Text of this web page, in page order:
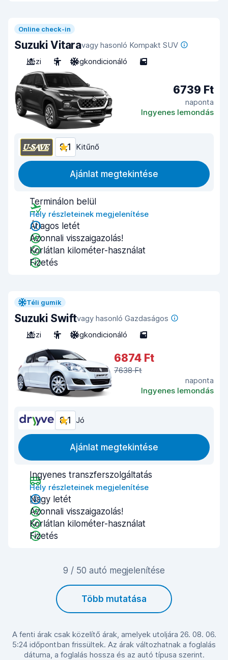
Online check-in
Suzuki Vitaravagy hasonló Kompakt SUV
Kézi
5 Légkondicionáló 5
6739 Ft
naponta
Ingyenes lemondás
9,1 Kitűnő
Ajánlat megtekintése
Terminálon belül
Hely részleteinek megjelenítése
Átlagos letét
Azonnali visszaigazolás!
Korlátlan kilométer-használat
Fizetés
Téli gumik
Suzuki Swiftvagy hasonló Gazdaságos
Kézi
5 Légkondicionáló 5
6874 Ft
7638 Ft
naponta
Ingyenes lemondás
8,1 Jó
Ajánlat megtekintése
Ingyenes transzferszolgáltatás
Hely részleteinek megjelenítése
Nagy letét
Azonnali visszaigazolás!
Korlátlan kilométer-használat
Fizetés
9 / 50 autó megjelenítése
Több mutatása
A fenti árak csak közelítő árak, amelyek utoljára 26. 08. 06.
5:24 időpontban frissültek. Az árak változhatnak a foglalás
dátuma, a foglalás hossza és az autó típusa szerint.